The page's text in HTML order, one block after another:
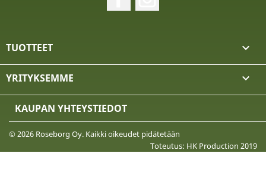
TUOTTEET 
YRITYKSEMME 
KAUPAN YHTEYSTIEDOT
© 2026 Roseborg Oy. Kaikki oikeudet pidätetään
Toteutus: HK Production 2019